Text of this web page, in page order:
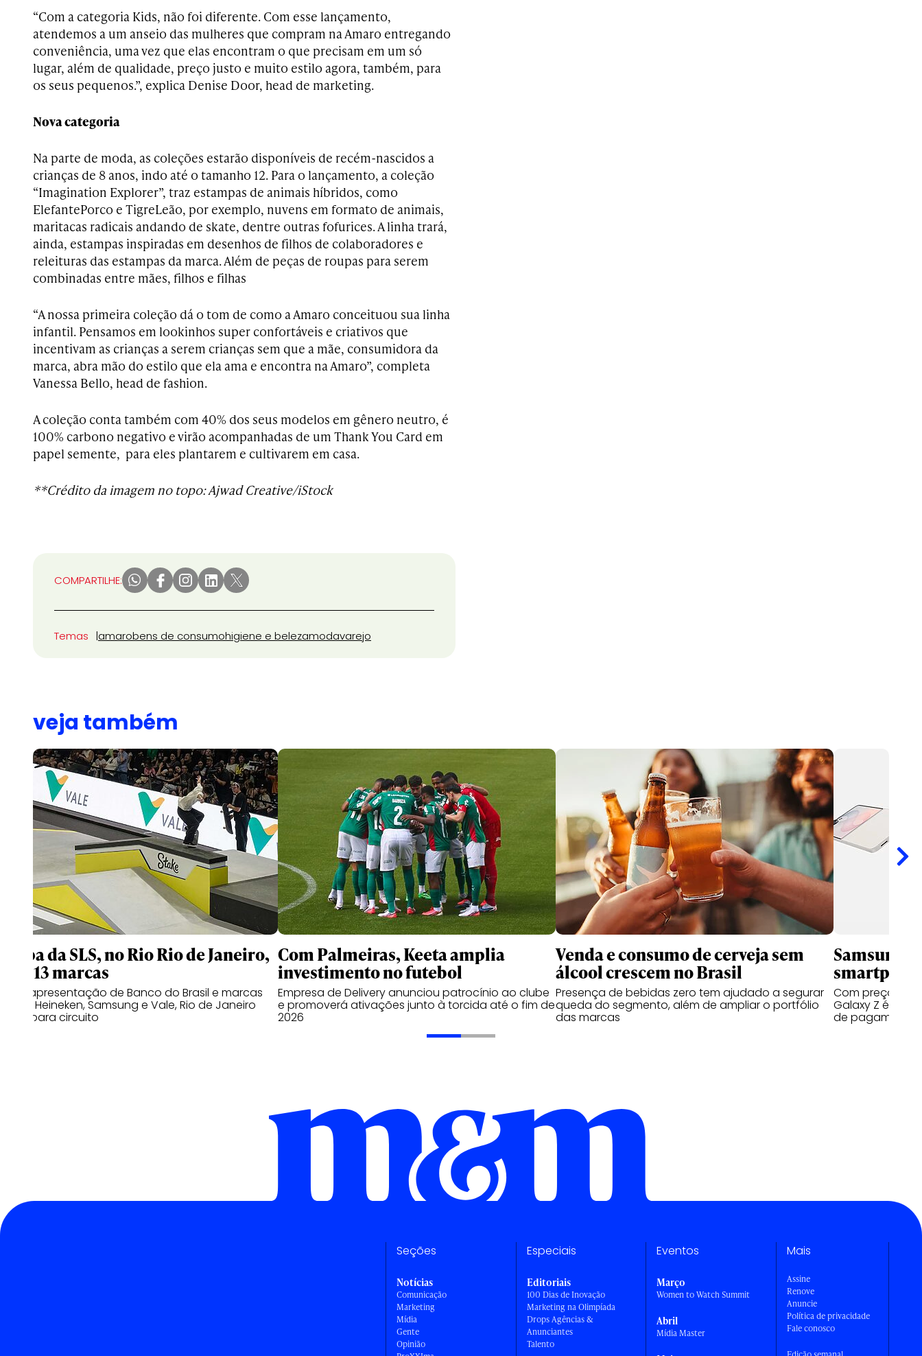
“Com a categoria Kids, não foi diferente. Com esse lançamento,
atendemos a um anseio das mulheres que compram na Amaro entregando
conveniência, uma vez que elas encontram o que precisam em um só
lugar, além de qualidade, preço justo e muito estilo agora, também, para
os seus pequenos.”, explica Denise Door, head de marketing.
Nova categoria
Na parte de moda, as coleções estarão disponíveis de recém-nascidos a
crianças de 8 anos, indo até o tamanho 12. Para o lançamento, a coleção
“Imagination Explorer”, traz estampas de animais híbridos, como
ElefantePorco e TigreLeão, por exemplo, nuvens em formato de animais,
maritacas radicais andando de skate, dentre outras fofurices. A linha trará,
ainda, estampas inspiradas em desenhos de filhos de colaboradores e
releituras das estampas da marca. Além de peças de roupas para serem
combinadas entre mães, filhos e filhas
“A nossa primeira coleção dá o tom de como a Amaro conceituou sua linha
infantil. Pensamos em lookinhos super confortáveis e criativos que
incentivam as crianças a serem crianças sem que a mãe, consumidora da
marca, abra mão do estilo que ela ama e encontra na Amaro”, completa
Vanessa Bello, head de fashion.
A coleção conta também com 40% dos seus modelos em gênero neutro, é
100% carbono negativo e virão acompanhadas de um Thank You Card em
papel semente, para eles plantarem e cultivarem em casa.
**Crédito da imagem no topo: Ajwad Creative/iStock
COMPARTILHE:
Temas amarobens de consumohigiene e belezamodavarejo
veja também
Etapa da SLS, no Rio Rio de Janeiro,
terá 13 marcas
Com apresentação de Banco do Brasil e marcas
como Heineken, Samsung e Vale, Rio de Janeiro
volta para circuito
Com Palmeiras, Keeta amplia
investimento no futebol
Empresa de Delivery anunciou patrocínio ao clube
e promoverá ativações junto à torcida até o fim de
2026
Venda e consumo de cerveja sem
álcool crescem no Brasil
Presença de bebidas zero tem ajudado a segurar
queda do segmento, além de ampliar o portfólio
das marcas
Samsung
Com preços a
Galaxy Z é
de pagamento
Seções
Notícias
Comunicação
Marketing
Mídia
Gente
Opinião
Especiais
Editoriais
100 Dias de Inovação
Marketing na Olimpíada
Drops Agências &
Anunciantes
Talento
Eventos
Março
Women to Watch Summit
Abril
Mídia Master
Mais
Assine
Renove
Anuncie
Política de privacidade
Fale conosco